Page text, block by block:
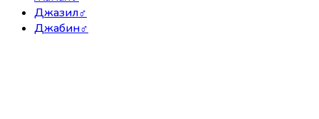
Джазил♂
Джабин♂